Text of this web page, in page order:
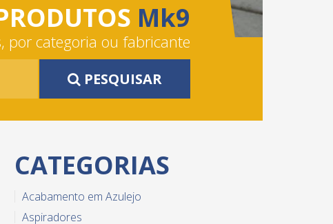
Mk9
por categoria ou fabricante
PESQUISAR
CATEGORIAS
Acabamento em Azulejo
Aspiradores